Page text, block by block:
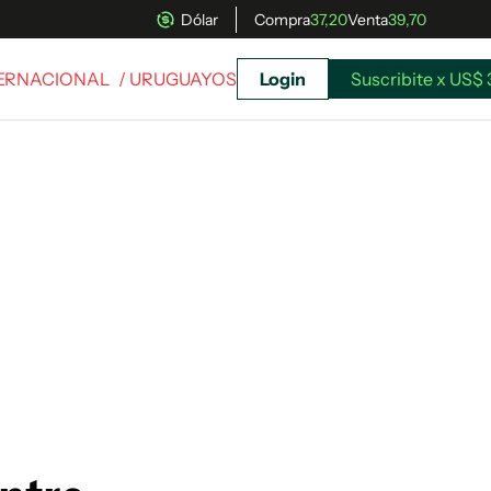
Dólar Compra37,20Venta39,70
/ URUGUAYOS Login Suscribite x US$